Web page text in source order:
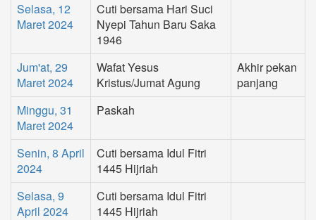
Selasa, 12
Maret 2024
Cuti bersama Hari Suci
Nyepi Tahun Baru Saka
1946
Jum'at, 29
Maret 2024
Wafat Yesus
Kristus/Jumat Agung
Akhir pekan
panjang
Minggu, 31
Maret 2024
Paskah
Senin, 8 April
2024
Cuti bersama Idul Fitri
1445 Hijriah
Selasa, 9
April 2024
Cuti bersama Idul Fitri
1445 Hijriah